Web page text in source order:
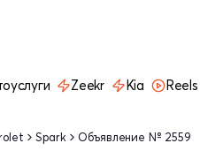
Zeekr Kia Reels
Spark Объявление № 2559